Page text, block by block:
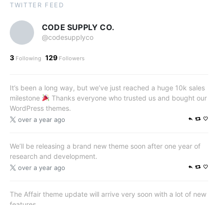
TWITTER FEED
CODE SUPPLY CO.
@codesupplyco
3 Following 129 Followers
It’s been a long way, but we’ve just reached a huge 10k sales
milestone
Thanks everyone who trusted us and bought our
WordPress themes.
over a year ago
We’ll be releasing a brand new theme soon after one year of
research and development.
over a year ago
The Affair theme update will arrive very soon with a lot of new